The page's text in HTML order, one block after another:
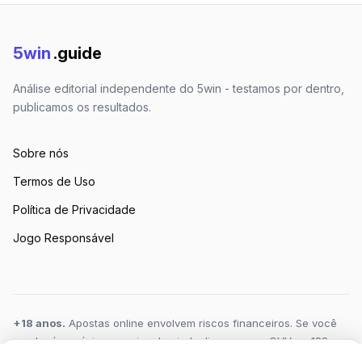
5win .guide
Análise editorial independente do 5win - testamos por dentro,
publicamos os resultados.
Sobre nós
Termos de Uso
Política de Privacidade
Jogo Responsável
+18 anos. Apostas online envolvem riscos financeiros. Se você
ou alguém próximo precisa de ajuda, ligue para o CVV no 188